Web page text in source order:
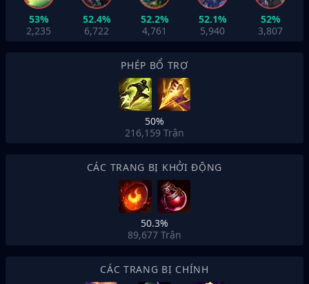
53%
2,235
52.4%
6,722
52.2%
4,761
52.1%
5,940
52%
3,807
PHÉP BỔ TRỢ
50%
216,159 Trận
CÁC TRANG BỊ KHỞI ĐỘNG
50.3%
89,677 Trận
CÁC TRANG BỊ CHÍNH